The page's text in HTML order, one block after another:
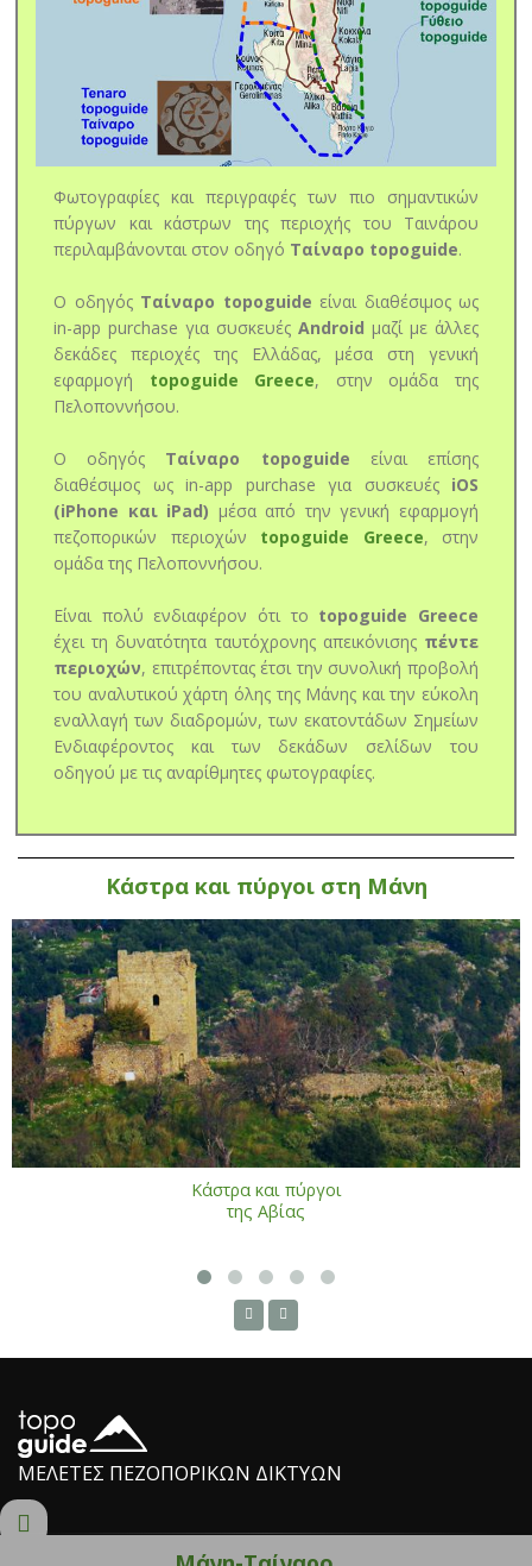
Φωτογραφίες και περιγραφές των πιο σημαντικών
πύργων και κάστρων της περιοχής του Ταινάρου
περιλαμβάνονται στον οδηγό Ταίναρο topoguide.
Ο οδηγός Ταίναρο topoguide είναι διαθέσιμος ως
in-app purchase για συσκευές Android μαζί με άλλες
δεκάδες περιοχές της Ελλάδας, μέσα στη γενική
εφαρμογή topoguide Greece, στην ομάδα της
Πελοποννήσου.
Ο οδηγός Ταίναρο topoguide είναι επίσης
διαθέσιμος ως in-app purchase για συσκευές iOS
(iPhone και iPad) μέσα από την γενική εφαρμογή
πεζοπορικών περιοχών topoguide Greece, στην
ομάδα της Πελοποννήσου.
Είναι πολύ ενδιαφέρον ότι το topoguide Greece
έχει τη δυνατότητα ταυτόχρονης απεικόνισης πέντε
περιοχών, επιτρέποντας έτσι την συνολική προβολή
του αναλυτικού χάρτη όλης της Μάνης και την εύκολη
εναλλαγή των διαδρομών, των εκατοντάδων Σημείων
Ενδιαφέροντος και των δεκάδων σελίδων του
οδηγού με τις αναρίθμητες φωτογραφίες.
Κάστρα και πύργοι στη Μάνη
Κάστρα και πύργοι
της Αβίας
topoguide
ΜΕΛΕΤΕΣ ΠΕΖΟΠΟΡΙΚΩΝ ΔΙΚΤΥΩΝ